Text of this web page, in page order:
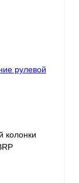
Под заказ
колонки